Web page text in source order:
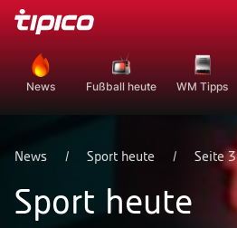
News Fußball heute WM Tipps
News / Sport heute / Seite 3
Sport heute